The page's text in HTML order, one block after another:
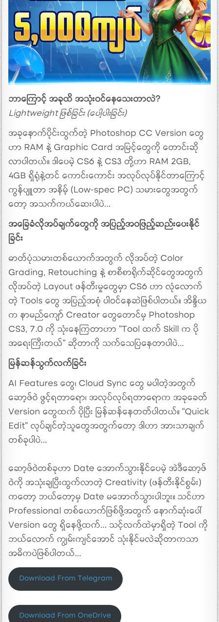
ဘာကြောင့် အခုထိ အသုံးဝင်နေသေးတာလဲ?
Lightweight ဖြစ်ခြင်း (ပေါ့ပါးခြင်း)
အခုနောက်ပိုင်းထွက်တဲ့ Photoshop CC Version တွေ
ဟာ RAM နဲ့ Graphic Card အမြင့်တွေကို တောင်းဆို
လာပါတယ်။ ဒါပေမဲ့ CS6 နဲ့ CS3 တို့ဟာ RAM 2GB,
4GB ရှိရုံနဲ့တင် ကောင်းကောင်း အလုပ်လုပ်နိုင်တာကြောင့်
ကွန်ပျူတာ အနိမ့် (Low-spec PC) သမားတွေအတွက်
တော့ အသက်ကယ်ဆေးပါပဲ…
အခြေခံလိုအပ်ချက်တွေကို အပြည့်အဝဖြည့်ဆည်းပေးနိုင်
ခြင်း
ဓာတ်ပုံသမားတစ်ယောက်အတွက် လိုအပ်တဲ့ Color
Grading, Retouching နဲ့ စာစီစာရိုက်ဆိုင်တွေအတွက်
လိုအပ်တဲ့ Layout ဖန်တီးမှုတွေမှာ CS6 ဟာ လုံလောက်
တဲ့ Tools တွေ အပြည့်အစုံ ပါဝင်နေဆဲဖြစ်ပါတယ်။ အိန္ဒိယ
က နာမည်ကျော် Creator တွေတောင်မှ Photoshop
CS3, 7.0 ကို သုံးနေကြတာဟာ “Tool ထက် Skill က ပို
အရေးကြီးတယ်” ဆိုတာကို သက်သေပြနေတာပါပဲ…
မြန်ဆန်သွက်လက်ခြင်း
AI Features တွေ၊ Cloud Sync တွေ မပါတဲ့အတွက်
ဆော့ဖ်ဝဲ ဖွင့်ရတာရော၊ အလုပ်လုပ်ရတာရောက အခုခေတ်
Version တွေထက် ပိုပြီး မြန်ဆန်နေတတ်ပါတယ်။ “Quick
Edit” လုပ်ချင်တဲ့သူတွေအတွက်တော့ ဒါဟာ အားသာချက်
တစ်ခုပါပဲ…
ဆော့ဖ်ဝဲတစ်ခုဟာ Date အောက်သွားနိုင်ပေမဲ့ အဲဒီဆော့ဖ်
ဝဲကို အသုံးချပြီးထွက်လာတဲ့ Creativity (ဖန်တီးနိုင်စွမ်း)
ကတော့ ဘယ်တော့မှ Date မအောက်သွားပါဘူး။ သင်ဟာ
Professional တစ်ယောက်ဖြစ်ဖို့အတွက် နောက်ဆုံးပေါ်
Version တွေ ရှိနေဖို့ထက်… သင့်လက်ထဲမှာရှိတဲ့ Tool ကို
ဘယ်လောက် ကျွမ်းကျင်အောင် သုံးနိုင်မလဲဆိုတာကသာ
အဓိကပဲဖြစ်ပါတယ်…
Download From Telegram
Download From OneDrive